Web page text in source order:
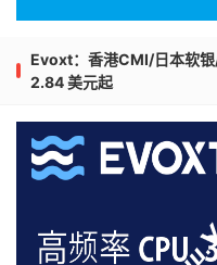
Evoxt：香港CMI/日本软
2.84 美元起